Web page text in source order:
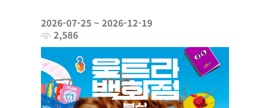
2026-07-25 ~ 2026-12-19
2,586